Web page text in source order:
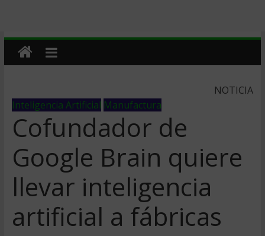
NOTICIA
Inteligencia Artificial Manufactura
Cofundador de
Google Brain quiere
llevar inteligencia
artificial a fábricas